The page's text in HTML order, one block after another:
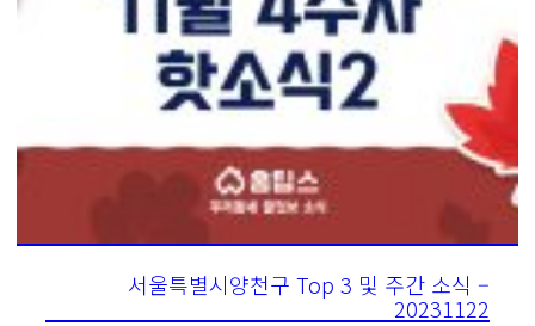
서울특별시양천구 Top 3 및 주간 소식 –
20231122